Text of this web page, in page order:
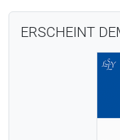
ERSCHEINT